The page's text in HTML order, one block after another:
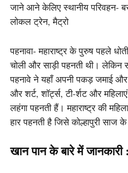
जाने आने केलिए स्थानीय परिवहन-
लोकल ट्रेन, मैट्रो
पहनावा- महाराष्ट्र के पुरुष पहले
चोली और साड़ी पहनती थी। लेकिन
पहनावे ने यहाँ अपनी पकड़ जमाई
और शर्ट, शॉर्ट्स, टी-र्शट और
लहंगा पहनती हैं। महाराष्ट्र की
हार पहनती है जिसे कोल्हापुरी साज
खान पान के बारे में जानकारी :